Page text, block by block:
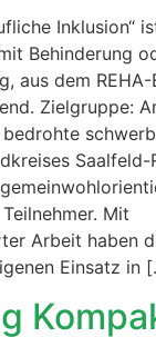
Inklusion“
Behinderung
aus dem
Zielgruppe:
Mit
Arbeit haben
Einsatz in